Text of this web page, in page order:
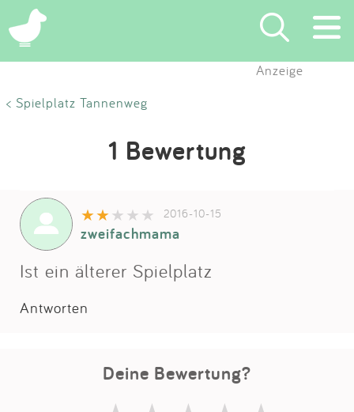
Eintragen
Blog
Partner
Anzeige
< Spielplatz Tannenweg
1 Bewertung
2016-10-15
zweifachmama
Ist ein älterer Spielplatz
Antworten
Deine Bewertung?